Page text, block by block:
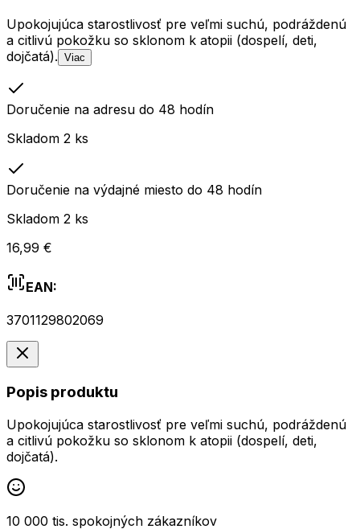
Upokojujúca starostlivosť pre veľmi suchú, podráždenú
a citlivú pokožku so sklonom k atopii (dospelí, deti,
dojčatá). Viac
Doručenie na adresu do 48 hodín
Skladom 2 ks
Doručenie na výdajné miesto do 48 hodín
Skladom 2 ks
16,99 €
EAN:
3701129802069
Popis produktu
Upokojujúca starostlivosť pre veľmi suchú, podráždenú
a citlivú pokožku so sklonom k atopii (dospelí, deti,
dojčatá).
10 000 tis. spokojných zákazníkov